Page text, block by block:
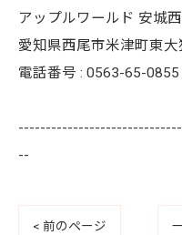
アップルワールド 安城
愛知県西尾市米津町東大
電話番号 : 0563-65-0855
--
< 前のページ